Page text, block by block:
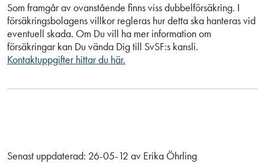
Som framgår av ovanstående finns viss dubbelförsäkring. I
försäkringsbolagens villkor regleras hur detta ska hanteras vid
eventuell skada. Om Du vill ha mer information om
försäkringar kan Du vända Dig till SvSF:s kansli.
Kontaktuppgifter hittar du här.
Senast uppdaterad: 26-05-12 av Erika Öhrling